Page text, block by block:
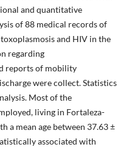
and quantitative
of 88 medical records of
and HIV in the
regarding
reports of mobility
were collect. Statistics
Most of the
living in Fortaleza-
a mean age between 37.63 ±
associated with